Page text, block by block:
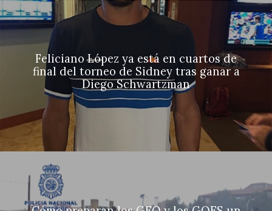
Feliciano López ya está en cuartos de
final del torneo de Sidney tras ganar a
Diego Schwartzman